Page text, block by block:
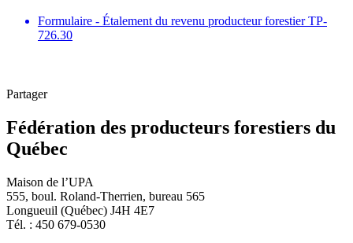
Formulaire - Étalement du revenu producteur forestier TP-
726.30
Partager
Fédération des producteurs forestiers du
Québec
Maison de l’UPA
555, boul. Roland-Therrien, bureau 565
Longueuil (Québec) J4H 4E7
Tél. : 450 679-0530